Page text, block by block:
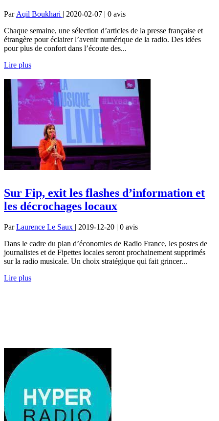
Par Aqil Boukhari | 2020-02-07 | 0 avis
Chaque semaine, une sélection d’articles de la presse française et
étrangère pour éclairer l’avenir numérique de la radio. Des idées
pour plus de confort dans l’écoute des...
Lire plus
Sur Fip, exit les flashes d’information et
les décrochages locaux
ParLaurence Le Saux | 2019-12-20 | 0 avis
Dans le cadre du plan d’économies de Radio France, les postes de
journalistes et de Fipettes locales seront prochainement supprimés
sur la radio musicale. Un choix stratégique qui fait grincer...
Lire plus